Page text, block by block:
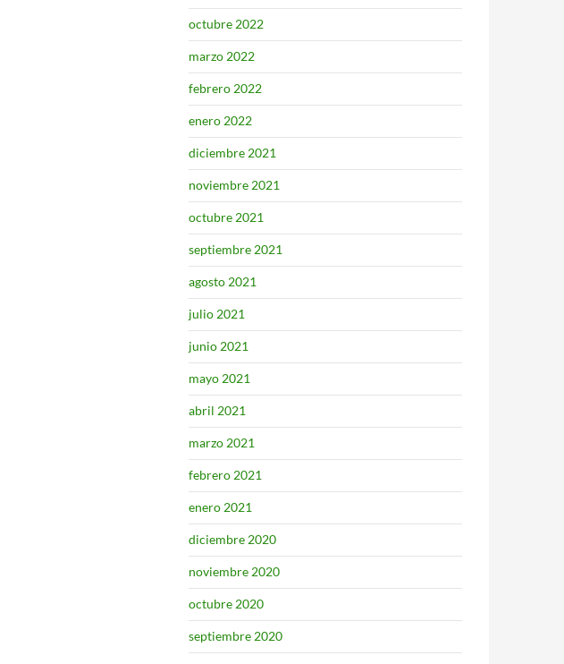
octubre 2022
marzo 2022
febrero 2022
enero 2022
diciembre 2021
noviembre 2021
octubre 2021
septiembre 2021
agosto 2021
julio 2021
junio 2021
mayo 2021
abril 2021
marzo 2021
febrero 2021
enero 2021
diciembre 2020
noviembre 2020
octubre 2020
septiembre 2020